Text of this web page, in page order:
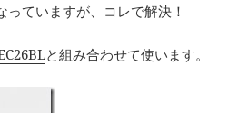
っていますが、コレで解決！
と組み合わせて使います。